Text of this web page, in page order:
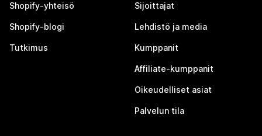
Shopify-yhteisö
Shopify-blogi
Tutkimus
Sijoittajat
Lehdistö ja media
Kumppanit
Affiliate-kumppanit
Oikeudelliset asiat
Palvelun tila